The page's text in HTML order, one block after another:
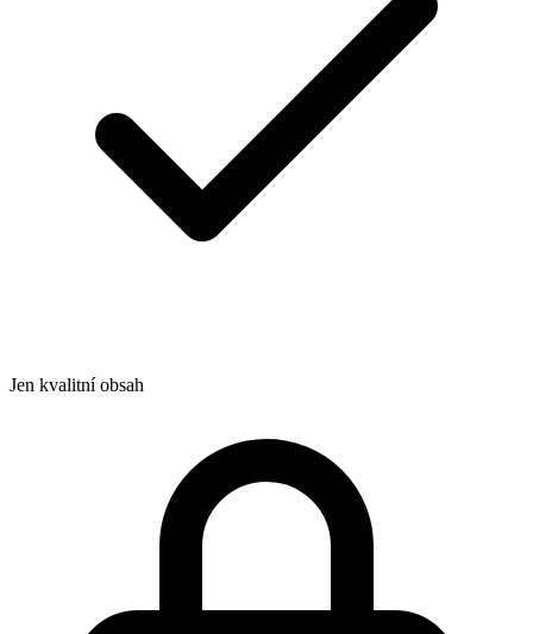
Jen kvalitní obsah